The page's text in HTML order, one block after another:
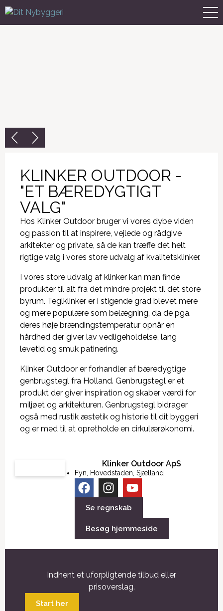
KLINKER OUTDOOR -
"ET BÆREDYGTIGT
VALG"
Hos Klinker Outdoor bruger vi vores dybe viden
og passion til at inspirere, vejlede og rådgive
arkitekter og private, så de kan træffe det helt
rigtige valg i vores store udvalg af kvalitetsklinker.
I vores store udvalg af klinker kan man finde
produkter til alt fra det mindre projekt til det store
byrum. Teglklinker er i stigende grad blevet mere
og mere populære som belægning, da de pga.
deres høje brændingstemperatur opnår en
hårdhed der giver lav vedligeholdelse, lang
levetid og smuk patinering.
Klinker Outdoor er forhandler af bæredygtige
genbrugstegl fra Holland. Genbrugstegl er et
produkt der giver inspiration og skaber værdi for
miljøet og arkitekturen. Genbrugstegl bidrager
også med rustik æstetik og historie til dit byggeri
og er med til at opretholde en cirkulærøkonomi.
Klinker Outdoor ApS
Fyn Hovedstaden Sjælland
Se regnskab
Besøg hjemmeside
Indhent et uforpligtende tilbud eller
prisoverslag.
Start her